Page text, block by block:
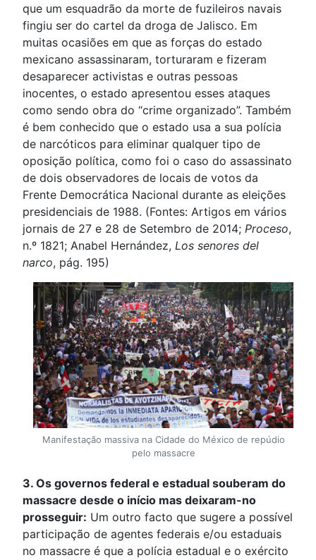
que um esquadrão da morte de fuzileiros navais
fingiu ser do cartel da droga de Jalisco. Em
muitas ocasiões em que as forças do estado
mexicano assassinaram, torturaram e fizeram
desaparecer activistas e outras pessoas
inocentes, o estado apresentou esses ataques
como sendo obra do “crime organizado”. Também
é bem conhecido que o estado usa a sua polícia
de narcóticos para eliminar qualquer tipo de
oposição política, como foi o caso do assassinato
de dois observadores de locais de votos da
Frente Democrática Nacional durante as eleições
presidenciais de 1988. (Fontes: Artigos em vários
jornais de 27 e 28 de Setembro de 2014; Proceso,
n.º 1821; Anabel Hernández, Los senores del
narco, pág. 195)
Manifestação massiva na Cidade do México de repúdio
pelo massacre
3. Os governos federal e estadual souberam do
massacre desde o início mas deixaram-no
prosseguir: Um outro facto que sugere a possível
participação de agentes federais e/ou estaduais
no massacre é que a polícia estadual e o exército